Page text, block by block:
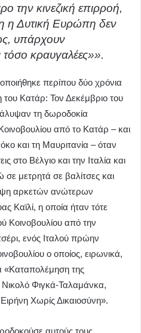
την κινεζική επιρροή,
η Δυτική Ευρώπη δεν
υπάρχουν
τόσο κραυγαλέες»».
περίπου δύο χρόνια
Κατάρ: Τον Δεκέμβριο του
τη δωροδοκία
από το Κατάρ – και
και τη Μαυριτανία – όταν
στο Βέλγιο και την Ιταλία και
μετρητά σε βαλίτσες και
αρκετών ανώτερων
Καϊλί, η οποία ήταν τότε
Κοινοβουλίου από την
ενός Ιταλού πρώην
ο οποίος, ειρωνικά,
«Καταπολέμηση της
Φιγκά-Ταλαμάνκα,
Χωρίς Δικαιοσύνη».